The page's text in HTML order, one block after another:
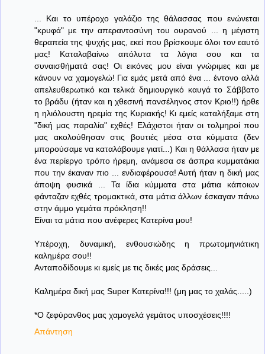
... Και το υπέροχο γαλάζιο της θάλασσας που ενώνεται
"κρυφά" με την απεραντοσύνη του ουρανού ... η μέγιστη
θεραπεία της ψυχής μας, εκεί που βρίσκουμε όλοι τον εαυτό
μας! Καταλαβαίνω απόλυτα τα λόγια σου και τα
συναισθήματά σας! Οι εικόνες μου είναι γνώριμες και με
κάνουν να χαμογελώ! Για εμάς μετά από ένα ... έντονο αλλά
απελευθερωτικό και τελικά δημιουργικό καυγά το Σάββατο
το βράδυ (ήταν και η χθεσινή πανσέληνος στον Κριο!!) ήρθε
η ηλιόλουστη ηρεμία της Κυριακής! Κι εμείς καταλήξαμε στη
"δική μας παραλία" εχθές! Ελάχιστοι ήταν οι τολμηροί που
μας ακολούθησαν στις βουτιές μέσα στα κύμματα (δεν
μπορούσαμε να καταλάβουμε γιατί...) Και η θάλλασα ήταν με
ένα περίεργο τρόπο ήρεμη, ανάμεσα σε άσπρα κυμματάκια
που την έκαναν πιο ... ενδιαφέρουσα! Αυτή ήταν η δική μας
άποψη φυσικά ... Τα ίδια κύμματα στα μάτια κάποιων
φάνταζαν εχθές τρομακτικά, στα μάτια άλλων έσκαγαν πάνω
στην άμμο γεμάτα πρόκληση!!
Είναι τα μάτια που ανέφερες Κατερίνα μου!
Υπέροχη, δυναμική, ενθουσιώδης η πρωτομηνιάτικη
καλημέρα σου!!
Ανταποδίδουμε κι εμείς με τις δικές μας δράσεις...
Καλημέρα δική μας Super Κατερίνα!!! (μη μας το χαλάς.....)
*Ο ζεφύρανθος μας χαμογελά γεμάτος υποσχέσεις!!!!
Απάντηση